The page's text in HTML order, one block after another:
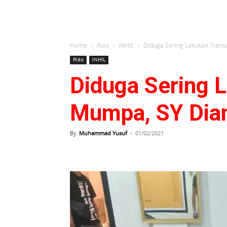
Home Riau INHIL Diduga Sering Lakukan
Riau INHIL
Diduga Sering
Mumpa, SY
By Muhammad Yusuf - 01/02/2021